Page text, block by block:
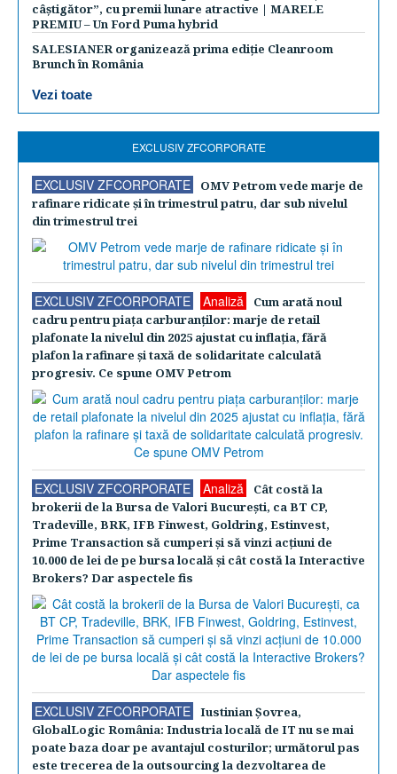
câștigător”, cu premii lunare atractive | MARELE
PREMIU – Un Ford Puma hybrid
SALESIANER organizează prima ediție Cleanroom
Brunch în România
Vezi toate
EXCLUSIV ZFCORPORATE
EXCLUSIV ZFCORPORATE
OMV Petrom vede marje de
rafinare ridicate şi în trimestrul patru, dar sub nivelul
din trimestrul trei
EXCLUSIV ZFCORPORATE Analiză
Cum arată noul
cadru pentru piaţa carburanţilor: marje de retail
plafonate la nivelul din 2025 ajustat cu inflaţia, fără
plafon la rafinare şi taxă de solidaritate calculată
progresiv. Ce spune OMV Petrom
EXCLUSIV ZFCORPORATE Analiză
Cât costă la
brokerii de la Bursa de Valori Bucureşti, ca BT CP,
Tradeville, BRK, IFB Finwest, Goldring, Estinvest,
Prime Transaction să cumperi şi să vinzi acţiuni de
10.000 de lei de pe bursa locală şi cât costă la Interactive
Brokers? Dar aspectele fis
EXCLUSIV ZFCORPORATE
Iustinian Şovrea,
GlobalLogic România: Industria locală de IT nu se mai
poate baza doar pe avantajul costurilor; următorul pas
este trecerea de la outsourcing la dezvoltarea de